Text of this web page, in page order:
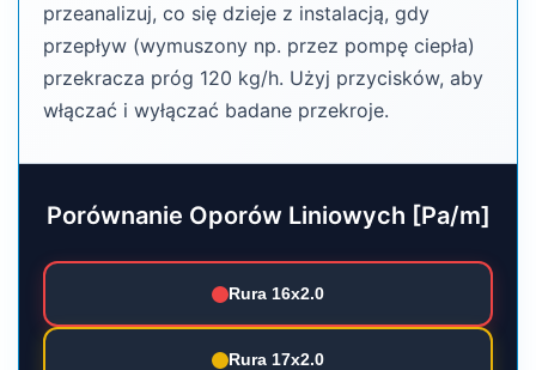
przeanalizuj, co się dzieje z instalacją, gdy
przepływ (wymuszony np. przez pompę ciepła)
przekracza próg 120 kg/h. Użyj przycisków, aby
włączać i wyłączać badane przekroje.
Porównanie Oporów Liniowych [Pa/m]
Rura 16x2.0
Rura 17x2.0